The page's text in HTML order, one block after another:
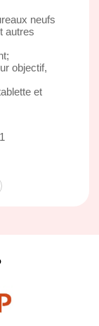
neufs
autres
objectif,
et